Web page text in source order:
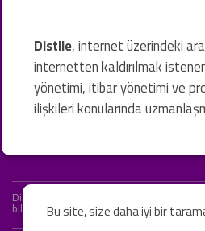
Distile, internet üzerindeki
internetten kaldırılmak
yönetimi, itibar yönetimi ve
ilişkileri konularında
Distile bir hukuk firması değildir ve
bilgiler yalnızca genel bilgi
Bu site, size daha iyi bir